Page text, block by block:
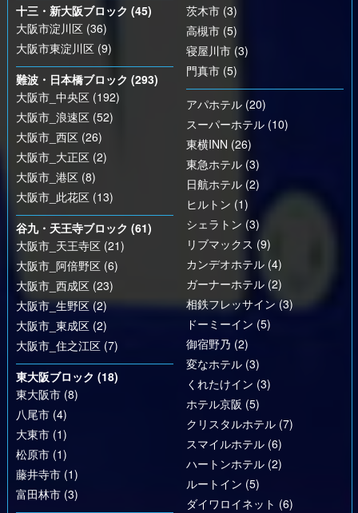
十三・新大阪ブロック (45)
大阪市淀川区 (36)
大阪市東淀川区 (9)
難波・日本橋ブロック (293)
大阪市_中央区 (192)
大阪市_浪速区 (52)
大阪市_西区 (26)
大阪市_大正区 (2)
大阪市_港区 (8)
大阪市_此花区 (13)
谷九・天王寺ブロック (61)
大阪市_天王寺区 (21)
大阪市_阿倍野区 (6)
大阪市_西成区 (23)
大阪市_生野区 (2)
大阪市_東成区 (2)
大阪市_住之江区 (7)
東大阪ブロック (18)
東大阪市 (8)
八尾市 (4)
大東市 (1)
松原市 (1)
藤井寺市 (1)
富田林市 (3)
茨木市 (3)
高槻市 (5)
寝屋川市 (3)
門真市 (5)
アパホテル (20)
スーパーホテル (10)
東横INN (26)
東急ホテル (3)
日航ホテル (2)
ヒルトン (1)
シェラトン (3)
リブマックス (9)
カンデオホテル (4)
ガーナーホテル (2)
相鉄フレッサイン (3)
ドーミーイン (5)
御宿野乃 (2)
変なホテル (3)
くれたけイン (3)
ホテル京阪 (5)
クリスタルホテル (7)
スマイルホテル (6)
ハートンホテル (2)
ルートイン (5)
ダイワロイネット (6)